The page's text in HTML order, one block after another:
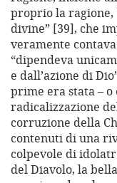
proprio la ragione,
divine” [39], che
veramente
“dipendeva
e dall’azione di
prime era stata –
radicalizzazione
corruzione della
contenuti di una
colpevole di
del Diavolo, la